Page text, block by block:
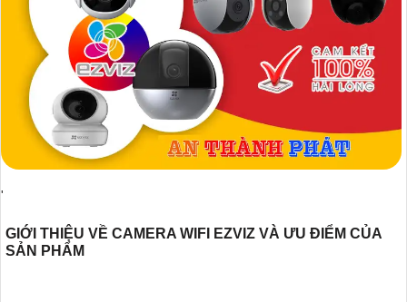
'
GIỚI THIỆU VỀ CAMERA WIFI EZVIZ VÀ ƯU ĐIỂM CỦA
SẢN PHẨM